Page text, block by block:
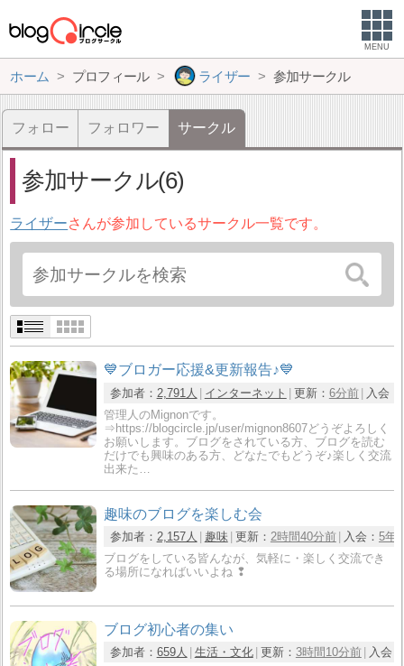
MENU
ホーム プロフィール ライザー 参加サークル
フォロー フォロワー サークル
参加サークル(6)
ライザーさんが参加しているサークル一覧です。
💙ブロガー応援&更新報告♪💙
参加者： 2,791人 インターネット 更新： 6分前 入会：
管理人のMignonです。
⇒https://blogcircle.jp/user/mignon8607どうぞよろしく
お願いします。ブログをされている方、ブログを読む
だけでも興味のある方、どなたでもどうぞ♪楽しく交流
出来た…
趣味のブログを楽しむ会
参加者： 2,157人 趣味 更新： 2時間40分前 入会： 5年
ブログをしている皆んなが、気軽に・楽しく交流でき
る場所になればいいよね ❢
ブログ初心者の集い
参加者： 659人 生活・文化 更新： 3時間10分前 入会：